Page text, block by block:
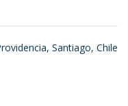
Santiago, Chile